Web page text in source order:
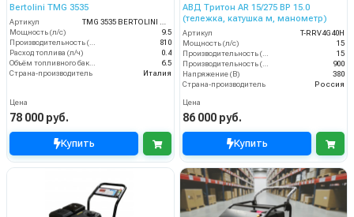
Bertolini TMG 3535
Артикул
TMG 3535 BERTOLINI moto
Мощность (л/с)
9.5
Производительность (л/ч)
810
Расход топлива (л/ч)
0.4
Объём топливного бака (л)
6.5
Страна-производитель
Италия
Цена
78 000 руб.
Купить
АВД Тритон AR 15/275 ВР 15.0
(тележка, катушка м, манометр)
Артикул
T-RRV4G40H
Мощность (л/с)
15
Производительность (л/мин)
15
Производительность (л/ч)
900
Напряжение (В)
380
Страна-производитель
Россия
Цена
86 000 руб.
Купить